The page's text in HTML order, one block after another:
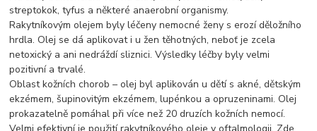
streptokok, tyfus a některé anaerobní organismy.
Rakytníkovým olejem byly léčeny nemocné ženy s erozí děložního
hrdla. Olej se dá aplikovat i u žen těhotných, neboť je zcela
netoxický a ani nedráždí sliznici. Výsledky léčby byly velmi
pozitivní a trvalé.
Oblast kožních chorob – olej byl aplikován u dětí s akné, dětským
ekzémem, šupinovitým ekzémem, lupénkou a opruzeninami. Olej
prokazatelně pomáhal při více než 20 druzích kožních nemocí.
Velmi efektivní je použití rakytníkového oleje v oftalmologii. Zde